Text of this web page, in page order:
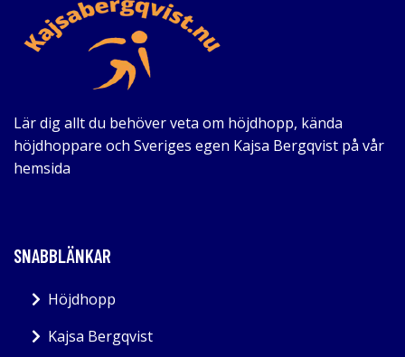
Lär dig allt du behöver veta om höjdhopp, kända
höjdhoppare och Sveriges egen Kajsa Bergqvist på vår
hemsida
SNABBLÄNKAR
Höjdhopp
Kajsa Bergqvist